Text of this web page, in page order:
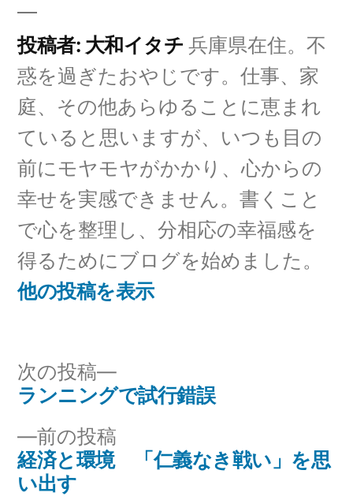
ゴ
ー:
投稿者: 大和イタチ 兵庫県在住。不
惑を過ぎたおやじです。仕事、家
庭、その他あらゆることに恵まれ
ていると思いますが、いつも目の
前にモヤモヤがかかり、心からの
幸せを実感できません。書くこと
で心を整理し、分相応の幸福感を
得るためにブログを始めました。
他の投稿を表示
投
稿
ナ
前の投稿
経済と環境 「仁義なき戦い」を思
い出す
次の投稿
次
の
ランニングで試行錯誤